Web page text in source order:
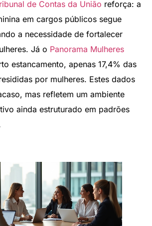
de Contas da União reforça: a
em cargos públicos segue
a necessidade de fortalecer
Já o Panorama Mulheres
estancamento, apenas 17,4% das
por mulheres. Estes dados
mas refletem um ambiente
ainda estruturado em padrões